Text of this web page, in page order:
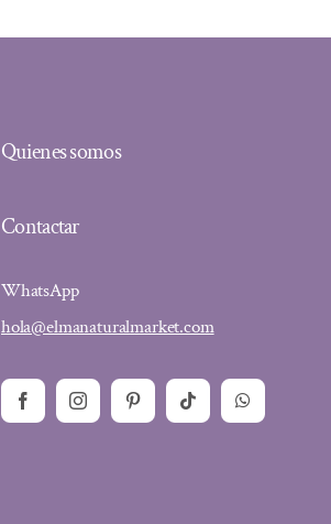
Quienes somos
Contactar
WhatsApp
hola@elmanaturalmarket.com